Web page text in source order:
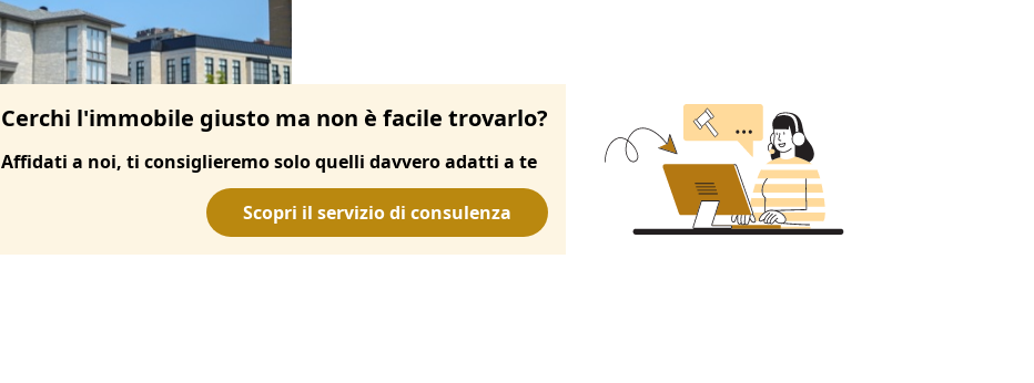
Cerchi l'immobile giusto ma non è facile trovarlo?
Affidati a noi, ti consiglieremo solo quelli davvero adatti a te
Scopri il servizio di consulenza